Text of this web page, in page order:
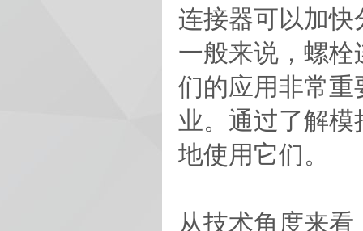
连接器可以加
一般来说，螺
们的应用非常
业。通过了解
地使用它们。
从技术角度来